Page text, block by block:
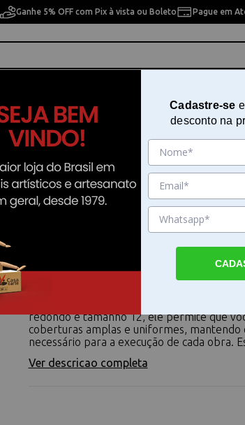
Ganhe 5% OFF com Pix à vista ou Boleto Pague em
Pintura
Pincel Tintoretto Aquasynt Serie
Pincel artistico Tintoretto Aquasynt Serie
pincel artistico Tintoretto Aquasynt Serie
redondo e tamanho 12, ele permite que
coberturas amplas e uniformes, mantendo
necessário para a execução de cada obra.
Ver descricao completa
Cadastre-se
desconto na